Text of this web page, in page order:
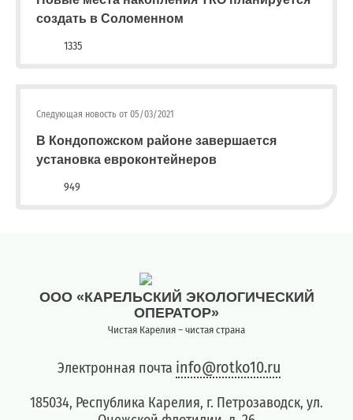
указанному
информационной
Приемная
(8142)
создать в Соломенном
1335
Следующая новость от 05/03/2021
В Кондопожском районе завершается
установка евроконтейнеров
949
ООО «КАРЕЛЬСКИЙ ЭКОЛОГИЧЕСКИЙ
ОПЕРАТОР»
Чистая Карелия – чистая страна
Электронная почта info@rotko10.ru
185034, Республика Карелия, г. Петрозаводск, ул.